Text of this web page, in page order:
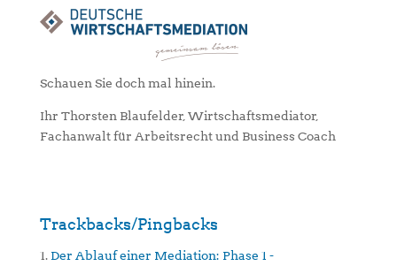
Schauen Sie doch mal hinein.
Ihr Thorsten Blaufelder, Wirtschaftsmediator,
Fachanwalt für Arbeitsrecht und Business Coach
Trackbacks/Pingbacks
Der Ablauf einer Mediation: Phase 1 -